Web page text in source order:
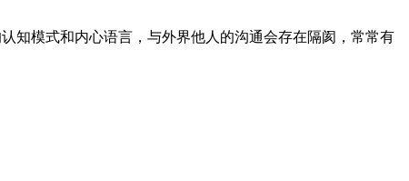
知模式和内心语言，与外界他人的沟通会存在隔阂，常常有